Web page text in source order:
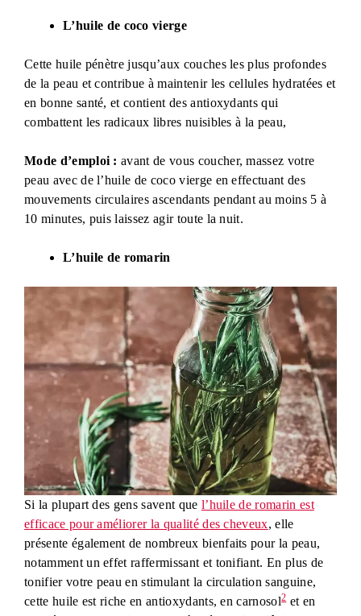
L’huile de coco vierge
Cette huile pénètre jusqu’aux couches les plus profondes
de la peau et contribue à maintenir les cellules hydratées et
en bonne santé, et contient des antioxydants qui
combattent les radicaux libres nuisibles à la peau,
Mode d’emploi :avant de vous coucher, massez votre
peau avec de l’huile de coco vierge en effectuant des
mouvements circulaires ascendants pendant au moins 5 à
10 minutes, puis laissez agir toute la nuit.
L’huile de romarin
Si la plupart des gens savent que l’huile de romarin est
efficace pour améliorer la qualité des cheveux, elle
présente également de nombreux bienfaits pour la peau,
notamment un effet raffermissant et tonifiant. En plus de
tonifier votre peau en stimulant la circulation sanguine,
cette huile est riche en antioxydants, en carnosol2et en